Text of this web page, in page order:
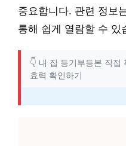
중요합니다. 관련 정보
통해 쉽게 열람할 수 있
👇 내 집 등기부등본 직
효력 확인하기